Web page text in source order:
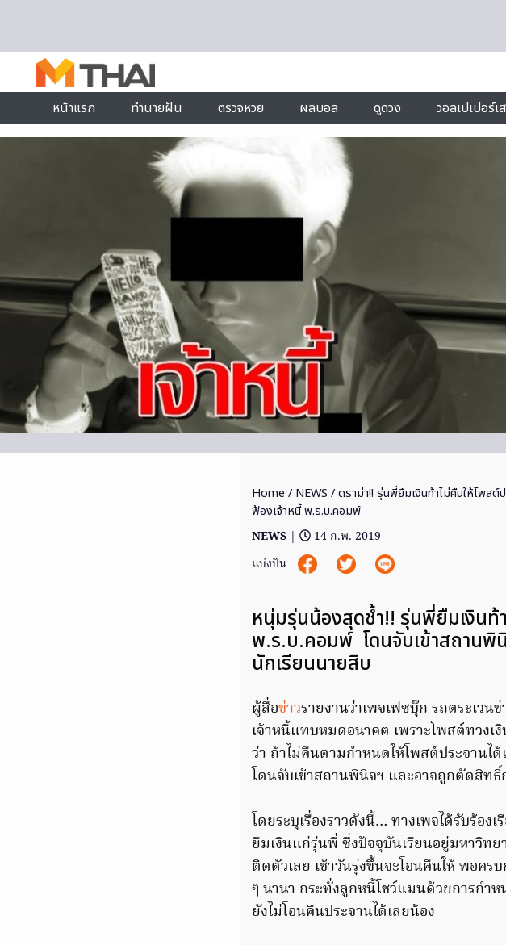
หน้าแรก
ทำนายฝัน ตรวจหวย ผลบอล ดูดวง วอลเปเปอร์เ
Home / NEWS / ดราม่า!! รุ่นพี่ยืมเงินท้าไม่คืนให้โพสต์
ฟ้องเจ้าหนี้ พ.ร.บ.คอมพ์
NEWS |
14 ก.พ. 2019
แบ่งปัน
หนุ่มรุ่นน้องสุดช้ำ!! รุ่นพี่ยืมเงินท้
พ.ร.บ.คอมพ์ โดนจับเข้าสถานพิ
นักเรียนนายสิบ
ผู้สื่อข่าวรายงานว่าเพจเฟซบุ๊ก รถตระเวน
เจ้าหนี้แทบหมดอนาคต เพราะโพสต์ทวง
ว่า ถ้าไม่คืนตามกำหนดให้โพสต์ประจานไ
โดนจับเข้าสถานพินิจฯ และอาจถูกตัดสิท
โดยระบุเรื่องราวดังนี้… ทางเพจได้รับร้อง
ยืมเงินแก่รุ่นพี่ ซึ่งปัจจุบันเรียนอยู่มหาวิทย
ติดตัวเลย เช้าวันรุ่งขึ้นจะโอนคืนให้ พอค
ๆ นานา กระทั่งลูกหนี้โชว์แมนด้วยการกำ
ยังไม่โอนคืนประจานได้เลยน้อง